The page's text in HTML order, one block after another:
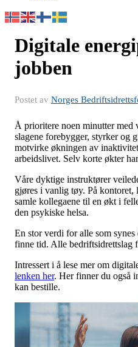
Digitale
jobben
Postet av Norges
Å prioritere noen minutter
slagene forebygger, styrker og
motvirke økningen av
arbeidslivet. Selv korte økter
Våre dyktige instruktører
gjøres i vanlig tøy. På kontoret,
samle kollegaene til en økt i
den psykiske helsa.
En stor verdi for alle som
finne tid. Alle bedriftsidrettslag
Intressert i å lese mer om
lenken her. Her finner du også
kan bestille.